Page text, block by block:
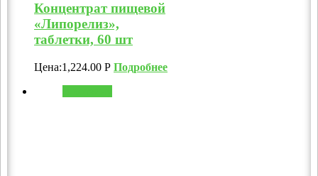
Концентрат пищевой
«Липорелиз»,
таблетки, 60 шт
Цена:1,224.00 Р Подробнее